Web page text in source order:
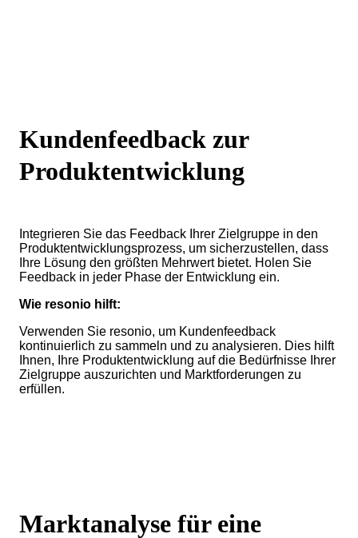
Kundenfeedback zur
Produktentwicklung
Integrieren Sie das Feedback Ihrer Zielgruppe in den
Produktentwicklungsprozess, um sicherzustellen, dass
Ihre Lösung den größten Mehrwert bietet. Holen Sie
Feedback in jeder Phase der Entwicklung ein.
Wie resonio hilft:
Verwenden Sie resonio, um Kundenfeedback
kontinuierlich zu sammeln und zu analysieren. Dies hilft
Ihnen, Ihre Produktentwicklung auf die Bedürfnisse Ihrer
Zielgruppe auszurichten und Marktforderungen zu
erfüllen.
Marktanalyse für eine